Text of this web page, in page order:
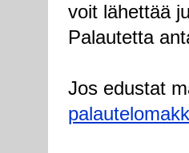
voit lähettää
Palautetta
Jos edustat